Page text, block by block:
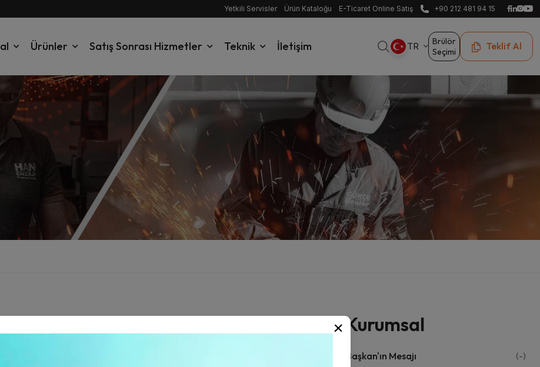
Yetkili Servisler Ürün Kataloğu E-Ticaret Online Satış +90 212 481 94 15
Ürünler Satış Sonrası Hizmetler Teknik İletişim TR
Brülör
Seçimi
Teklif Al
geliştirdiği brülör teknolojilerinin yerliliğini İstanbul Ticaret Odası’ndan
Kurumsal
Başkan'ın Mesajı (-)
×